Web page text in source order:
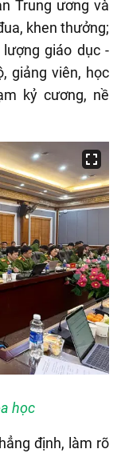
Trung ương và
khen thưởng;
giáo dục -
giảng viên, học
kỷ cương, nề
học
định, làm rõ